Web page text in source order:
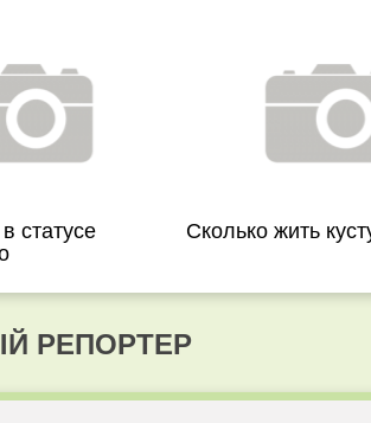
статусе Сколько жить
РЕПОРТЕР